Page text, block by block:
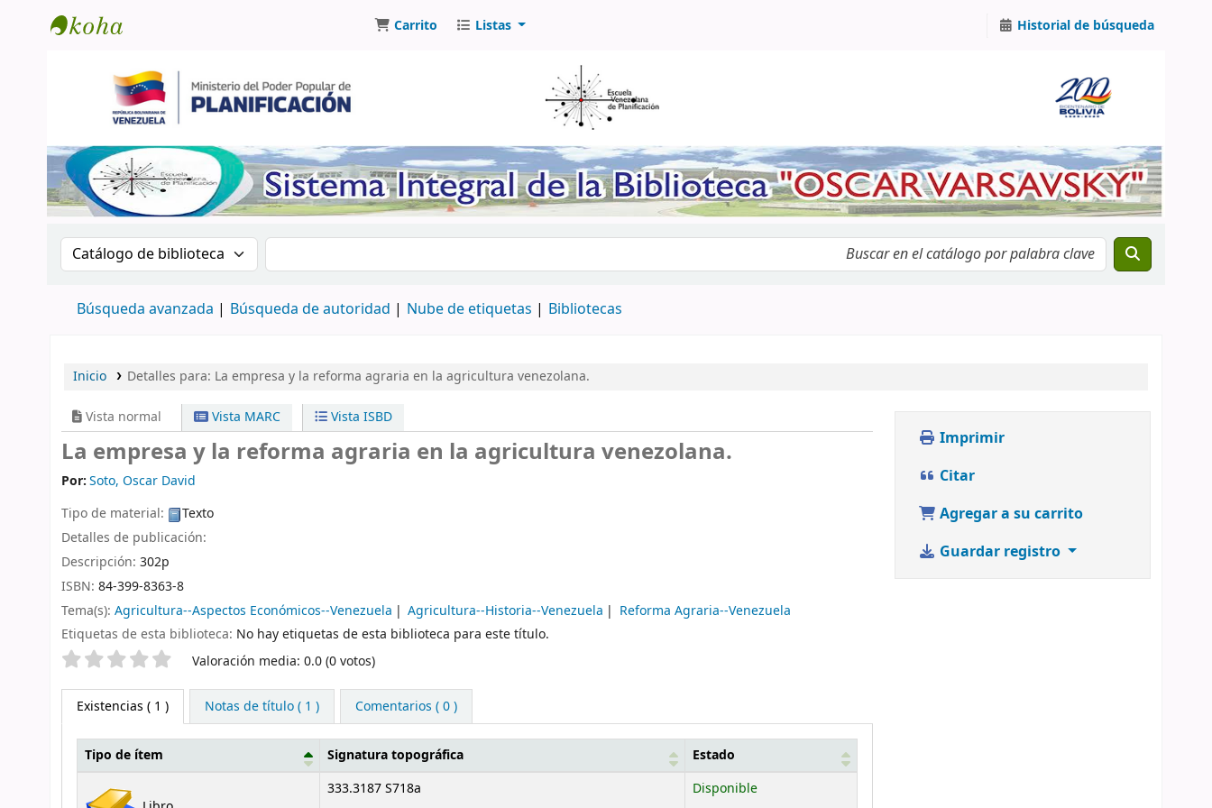
Carrito Listas Historial de búsqueda
Buscar en el catálogo por:Buscar en el catálogo por palabra clave
Búsqueda avanzada Búsqueda de autoridad Nube de etiquetas Bibliotecas
Inicio Detalles para: La empresa y la reforma agraria en la agricultura venezolana.
Vista normal Vista MARC Vista ISBD
La empresa y la reforma agraria en la agricultura venezolana.
Por:Soto, Oscar David
Tipo de material:
Texto
Detalles de publicación:
Descripción: 302p
ISBN: 84-399-8363-8
Tema(s): Agricultura--Aspectos Económicos--Venezuela Agricultura--Historia--Venezuela
Reforma Agraria--Venezuela
Etiquetas de esta biblioteca: No hay etiquetas de esta biblioteca para este título.
Valoración Valoración media: 0.0 (0 votos)
Existencias ( 1 ) Notas de título ( 1 ) Comentarios ( 0 )
Tipo de ítem Signatura topográfica Estado
333.3187 S718a Disponible
Imprimir
Citar
Agregar a su carrito
Guardar registro